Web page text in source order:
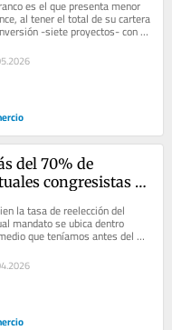
de la gestión
es el que presenta menor
al tener el total de su cartera
-siete proyectos- con 0%
ejecución. La gestión de la...
del 70% de
congresistas no
la tasa de reelección del
mandato se ubica dentro
que teníamos antes del
extraordinario 2020-2021,
en aquella...